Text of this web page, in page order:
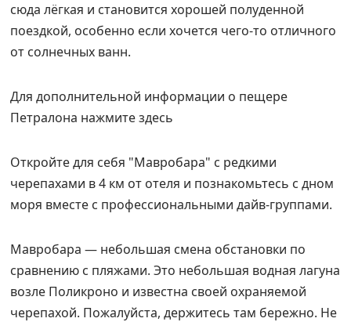
сюда лёгкая и становится хорошей полуденной
поездкой, особенно если хочется чего-то отличного
от солнечных ванн.
Для дополнительной информации о пещере
Петралона нажмите здесь
Откройте для себя Мавробара с редкими
черепахами в 4 км от отеля и познакомьтесь с дном
моря вместе с профессиональными дайв-группами.
Мавробара — небольшая смена обстановки по
сравнению с пляжами. Это небольшая водная лагуна
возле Поликроно и известна своей охраняемой
черепахой. Пожалуйста, держитесь там бережно. Не